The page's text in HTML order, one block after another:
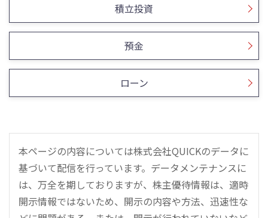
積立投資
預金
ローン
本ページの内容については株式会社QUICKのデータに
基づいて配信を行っています。データメンテナンスに
は、万全を期しておりますが、株主優待情報は、適時
開示情報ではないため、開示の内容や方法、迅速性な